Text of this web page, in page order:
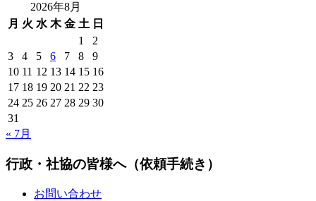
2026年8月
月 火 水 木 金 土 日
1
2
3
4 5 6 7 8
9
10 11 12 13 14 15 16
17 18 19 20 21 22 23
24 25 26 27 28 29 30
31
« 7月
行政・社協の皆様へ（依頼手続き）
お問い合わせ